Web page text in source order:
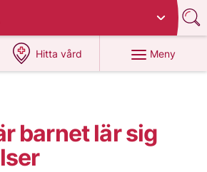
Hitta vård
på 1177.se
Meny
barnet lär sig